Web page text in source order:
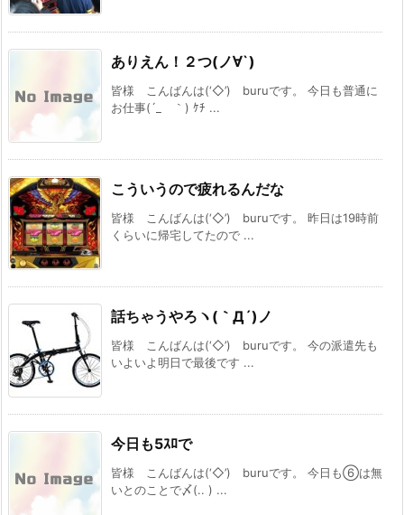
ありえん！２つ(ノ∀`)
皆様 こんばんは(‘◇’)ゞburuです。 今日も普通に
お仕事(´_ゝ｀) ｹﾁ ...
こういうので疲れるんだな
皆様 こんばんは(‘◇’)ゞburuです。 昨日は19時前
くらいに帰宅してたので ...
話ちゃうやろヽ(｀Д´)ノ
皆様 こんばんは(‘◇’)ゞburuです。 今の派遣先も
いよいよ明日で最後です ...
今日も5ｽﾛで
皆様 こんばんは(‘◇’)ゞburuです。 今日も⑥は無
いとのことで〆(.. ) ...